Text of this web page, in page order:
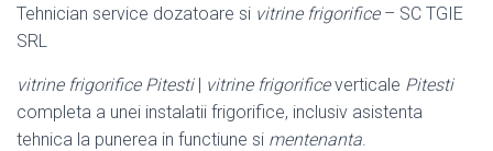
Tehnician service dozatoare si vitrine frigorifice– SC TGIE
SRL
vitrine frigorifice Pitesti| vitrine frigorificeverticale Pitesti
completa a unei instalatii frigorifice, inclusiv asistenta
tehnica la punerea in functiune si mentenanta.